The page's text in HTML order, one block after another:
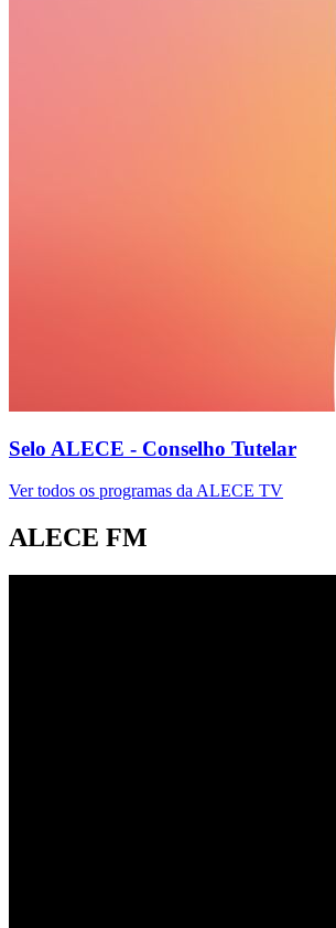
Selo ALECE - Conselho Tutelar
Ver todos os programas da ALECE TV
ALECE FM